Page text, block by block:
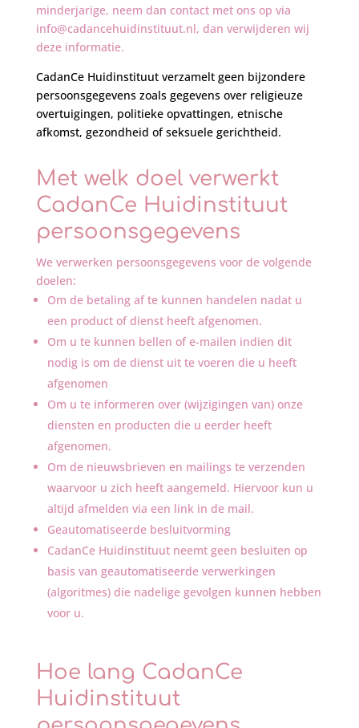
minderjarige, neem dan contact met ons op via
info@cadancehuidinstituut.nl, dan verwijderen wij
deze informatie.
CadanCe Huidinstituut verzamelt geen bijzondere
persoonsgegevens zoals gegevens over religieuze
overtuigingen, politieke opvattingen, etnische
afkomst, gezondheid of seksuele gerichtheid.
Met welk doel verwerkt
CadanCe Huidinstituut
persoonsgegevens
We verwerken persoonsgegevens voor de volgende
doelen:
Om de betaling af te kunnen handelen nadat u
een product of dienst heeft afgenomen.
Om u te kunnen bellen of e-mailen indien dit
nodig is om de dienst uit te voeren die u heeft
afgenomen
Om u te informeren over (wijzigingen van) onze
diensten en producten die u eerder heeft
afgenomen.
Om de nieuwsbrieven en mailings te verzenden
waarvoor u zich heeft aangemeld. Hiervoor kun u
altijd afmelden via een link in de mail.
Geautomatiseerde besluitvorming
CadanCe Huidinstituut neemt geen besluiten op
basis van geautomatiseerde verwerkingen
(algoritmes) die nadelige gevolgen kunnen hebben
voor u.
Hoe lang CadanCe
Huidinstituut